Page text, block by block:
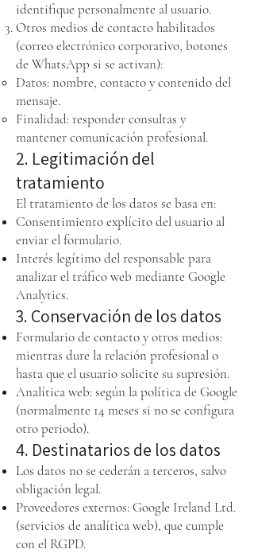
identifique personalmente al usuario.
Otros medios de contacto habilitados
(correo electrónico corporativo, botones
de WhatsApp si se activan):
Datos: nombre, contacto y contenido del
mensaje.
Finalidad: responder consultas y
mantener comunicación profesional.
2. Legitimación del
tratamiento
El tratamiento de los datos se basa en:
Consentimiento explícito del usuario al
enviar el formulario.
Interés legítimo del responsable para
analizar el tráfico web mediante Google
Analytics.
3. Conservación de los datos
Formulario de contacto y otros medios:
mientras dure la relación profesional o
hasta que el usuario solicite su supresión.
Analítica web: según la política de Google
(normalmente 14 meses si no se configura
otro periodo).
4. Destinatarios de los datos
Los datos no se cederán a terceros, salvo
obligación legal.
Proveedores externos: Google Ireland Ltd.
(servicios de analítica web), que cumple
con el RGPD.